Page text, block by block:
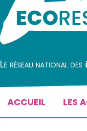
Le réseau national des
ACCUEIL LES